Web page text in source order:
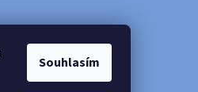
Souhlasím